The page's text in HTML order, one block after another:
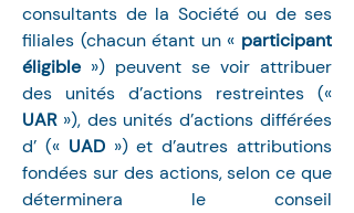
consultants de la Société ou de ses
filiales (chacun étant un « participant
éligible ») peuvent se voir attribuer
UAR »), des unités d’actions différées
d’ (« UAD ») et d’autres attributions
fondées sur des actions, selon ce que
déterminera le conseil